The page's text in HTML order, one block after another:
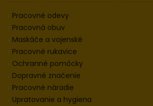
Pracovné odevy
Pracovná obuv
Maskáče a vojenské
Pracovné rukavice
Ochranné pomôcky
Dopravné značenie
Pracovné náradie
Upratovanie a hygiena